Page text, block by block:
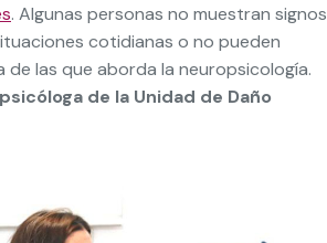
. Algunas personas no muestran signos
cotidianas o no pueden
de las que aborda la neuropsicología.
de la Unidad de Daño